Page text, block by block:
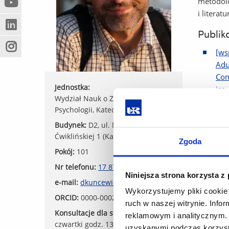
Zgoda
Niniejsza strona korzysta z
Wykorzystujemy pliki
ruch w naszej witrynie.
reklamowym i
innej
strony)
(Nowe
okno)
(Link
do
innej
strony)
(Nowe
okno)
(Link
do
innej
(Nowe
(Link
Jednostka:
Wydział Nauk o Zdrowiu i
Psychologii, Katedra Psychologii
Budynek: D2, ul. Mieczysławy
Ćwiklińskiej 1 (Kampus Zalesie)
Pokój: 101
Nr telefonu: 17 872 1773
e-mail: dkuncewicz@ur.edu.pl
ORCID: 0000-0002-7298-0867
Konsultacje dla studentów:
czwartki godz. 13.00-14.30
i